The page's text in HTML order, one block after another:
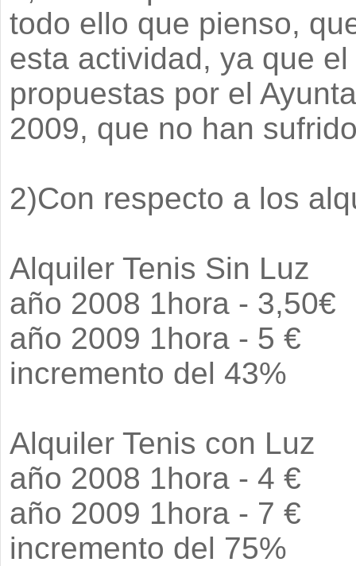
todo ello que pienso,
esta actividad, ya que
propuestas por el
2009, que no han
2)Con respecto a los
Alquiler Tenis Sin Luz
año 2008 1hora - 3,50€
año 2009 1hora - 5 €
incremento del 43%
Alquiler Tenis con Luz
año 2008 1hora - 4 €
año 2009 1hora - 7 €
incremento del 75%